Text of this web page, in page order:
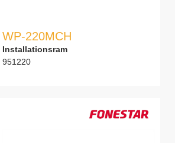
WP-220MCH
Installationsram
951220